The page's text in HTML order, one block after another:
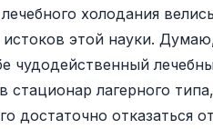
холодания
этой науки.
чудодейственный
стационар лагерного
достаточно отказаться